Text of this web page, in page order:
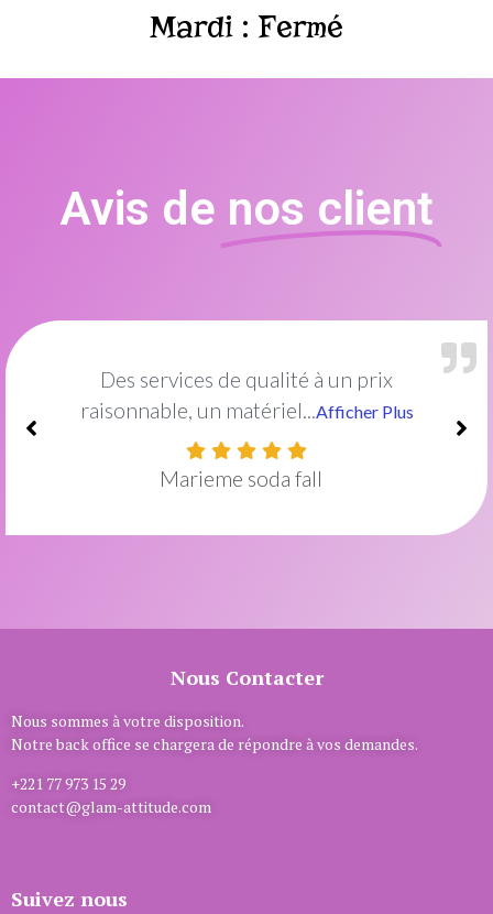
Mardi : Fermé
Avis de nos client
Excellent institut de beauté !Le cadre est
idéal et décoré...Afficher Plus
Amish Mayel
Nous Contacter
Nous sommes à votre disposition.
Notre back office se chargera de répondre à vos demandes.
+221 77 973 15 29
contact@glam-attitude.com
Suivez nous